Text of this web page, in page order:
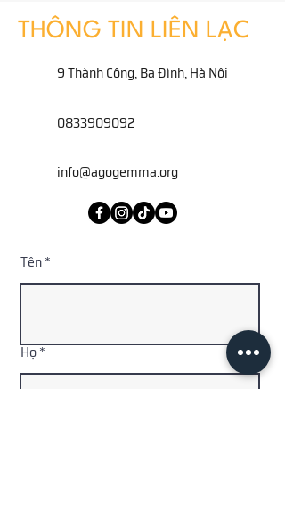
THÔNG TIN LIÊN LẠC
9 Thành Công, Ba Đình, Hà Nội
0833909092
info@agogemma.org
Tên
Họ